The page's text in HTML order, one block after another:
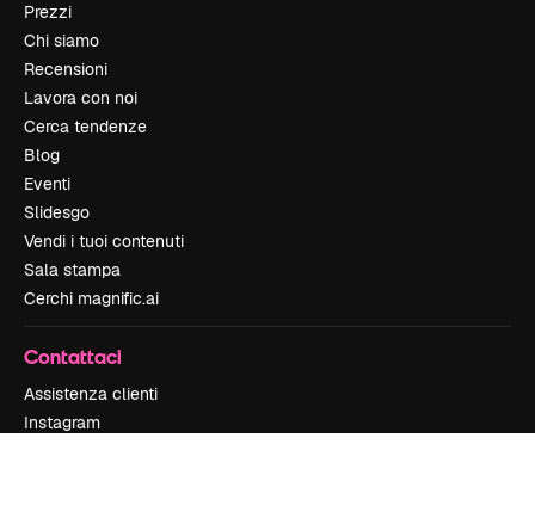
Prezzi
Chi siamo
Recensioni
Lavora con noi
Cerca tendenze
Blog
Eventi
Slidesgo
Vendi i tuoi contenuti
Sala stampa
Cerchi magnific.ai
Contattaci
Assistenza clienti
Instagram